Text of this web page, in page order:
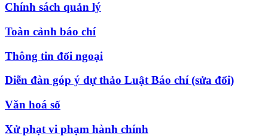
Chính sách quản lý
Toàn cảnh báo chí
Thông tin đối ngoại
Diễn đàn góp ý dự thảo Luật Báo chí (sửa đổi)
Văn hoá số
Xử phạt vi phạm hành chính